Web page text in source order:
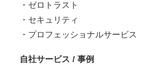
・ゼロトラスト
・セキュリティ
・プロフェッショナルサービス
自社サービス / 事例